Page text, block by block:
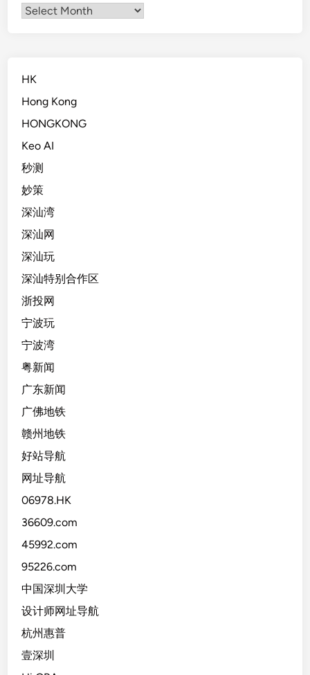
Archives
HK
Hong Kong
HONGKONG
Keo AI
秒测
妙策
深汕湾
深汕网
深汕玩
深汕特别合作区
浙投网
宁波玩
宁波湾
粤新闻
广东新闻
广佛地铁
赣州地铁
好站导航
网址导航
06978.HK
36609.com
45992.com
95226.com
中国深圳大学
设计师网址导航
杭州惠普
壹深圳